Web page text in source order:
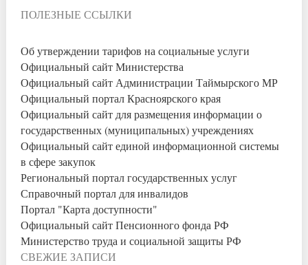
ПОЛЕЗНЫЕ ССЫЛКИ
Об утверждении тарифов на социальные услуги
Официальный сайт Министерства
Официальный сайт Администрации Таймырского МР
Официальный портал Красноярского края
Официальный сайт для размещения информации о
государственных (муниципальных) учреждениях
Официальный сайт единой информационной системы
в сфере закупок
Региональный портал государственных услуг
Справочный портал для инвалидов
Портал "Карта доступности"
Официальный сайт Пенсионного фонда РФ
Министерство труда и социальной защиты РФ
СВЕЖИЕ ЗАПИСИ